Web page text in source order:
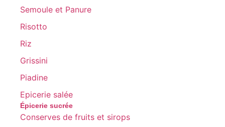
Semoule et Panure
Risotto
Riz
Grissini
Piadine
Epicerie salée
Épicerie sucrée
Conserves de fruits et sirops